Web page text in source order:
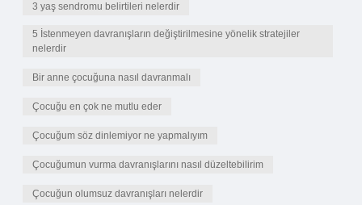
3 yaş sendromu belirtileri nelerdir
5 İstenmeyen davranışların değiştirilmesine yönelik stratejiler
nelerdir
Bir anne çocuğuna nasıl davranmalı
Çocuğu en çok ne mutlu eder
Çocuğum söz dinlemiyor ne yapmalıyım
Çocuğumun vurma davranışlarını nasıl düzeltebilirim
Çocuğun olumsuz davranışları nelerdir